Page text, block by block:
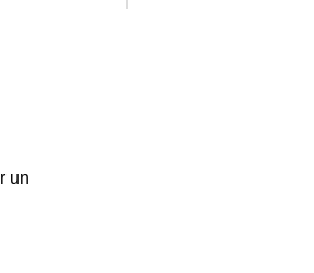
un